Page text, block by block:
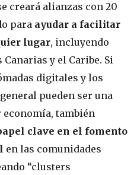
creará alianzas con 20
para ayudar a facilitar
lugar, incluyendo
y el Caribe. Si
digitales y los
pueden ser una
también
clave en el fomento
en las comunidades
“clusters